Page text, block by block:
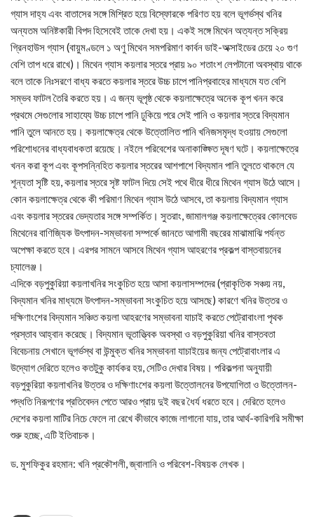
গ্যাস দাহ্য এবং বাতাসের সঙ্গে মিশ্রিত হয়ে বিস্ফোরকে পরিণত হয় বলে ভূগর্ভস্থ খনির
অন্যতম অনিষ্টকারী বিপদ হিসেবেই তাকে দেখা হয়। একই সঙ্গে মিথেন অত্যন্ত সক্রিয়
গ্রিনহাউস গ্যাস (বায়ুমণ্ডলে ১ অণু মিথেন সমপরিমাণ কার্বন ডাই-অক্সাইডের চেয়ে ২০ গুণ
বেশি তাপ ধরে রাখে)। মিথেন গ্যাস কয়লার স্তরে প্রায় ৯০ শতাংশ লেপটানো অবস্থায় থাকে
বলে তাকে নিঃসরণে বাধ্য করতে কয়লার স্তরে উচ্চ চাপে পানিপ্রবাহের মাধ্যমে যত বেশি
সম্ভব ফাটল তৈরি করতে হয়। এ জন্য ভূপৃষ্ঠ থেকে কয়লাক্ষেত্রে অনেক কূপ খনন করে
প্রথমে সেগুলোর সাহায্যে উচ্চ চাপে পানি ঢুকিয়ে পরে সেই পানি ও কয়লার স্তরে বিদ্যমান
পানি তুলে আনতে হয়। কয়লাক্ষেত্র থেকে উত্তোলিত পানি খনিজসমৃদ্ধ হওয়ায় সেগুলো
পরিশোধনের বাধ্যবাধকতা রয়েছে। নইলে পরিবেশের অনাকাঙ্ক্ষিত দূষণ ঘটে। কয়লাক্ষেত্রে
খনন করা কূপ এবং কূপসন্নিহিত কয়লার স্তরের আশপাশে বিদ্যমান পানি তুলতে থাকলে যে
শূন্যতা সৃষ্টি হয়, কয়লার স্তরে সৃষ্ট ফাটল দিয়ে সেই পথে ধীরে ধীরে মিথেন গ্যাস উঠে আসে।
কোন কয়লাক্ষেত্র থেকে কী পরিমাণ মিথেন গ্যাস উঠে আসবে, তা কয়লায় বিদ্যমান গ্যাস
এবং কয়লার স্তরের ভেদ্যতার সঙ্গে সম্পর্কিত। সুতরাং, জামালগঞ্জ কয়লাক্ষেত্রের কোলবেড
মিথেনের বাণিজ্যিক উৎপাদন-সম্ভাবনা সম্পর্কে জানতে আগামী বছরের মাঝামাঝি পর্যন্ত
অপেক্ষা করতে হবে। এরপর সামনে আসবে মিথেন গ্যাস আহরণের প্রকল্প বাস্তবায়নের
চ্যালেঞ্জ।
এদিকে বড়পুকুরিয়া কয়লাখনির সংকুচিত হয়ে আসা কয়লাসম্পদের (প্রাকৃতিক সঞ্চয় নয়,
বিদ্যমান খনির মাধ্যমে উৎপাদন-সম্ভাবনা সংকুচিত হয়ে আসছে) কারণে খনির উত্তর ও
দক্ষিণাংশের বিদ্যমান সঞ্চিত কয়লা আহরণের সম্ভাবনা যাচাই করতে পেট্রোবাংলা পৃথক
প্রস্তাব আহ্বান করেছে। বিদ্যমান ভূতাত্ত্বিক অবস্থা ও বড়পুকুরিয়া খনির বাস্তবতা
বিবেচনায় সেখানে ভূগর্ভস্থ বা উন্মুক্ত খনির সম্ভাবনা যাচাইয়ের জন্য পেট্রোবাংলার এ
উদ্যোগ দেরিতে হলেও কতটুকু কার্যকর হয়, সেটিও দেখার বিষয়। পরিকল্পনা অনুযায়ী
বড়পুকুরিয়া কয়লাখনির উত্তর ও দক্ষিণাংশের কয়লা উত্তোলনের উপযোগিতা ও উত্তোলন-
পদ্ধতি নিরূপণের প্রতিবেদন পেতে আরও প্রায় দুই বছর ধৈর্য ধরতে হবে। দেরিতে হলেও
দেশের কয়লা মাটির নিচে ফেলে না রেখে কীভাবে কাজে লাগানো যায়, তার আর্থ-কারিগরি সমীক্ষা
শুরু হচ্ছে, এটি ইতিবাচক।
ড. মুশফিকুর রহমান: খনি প্রকৌশলী, জ্বালানি ও পরিবেশ-বিষয়ক লেখক।